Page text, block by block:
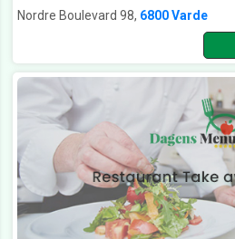
Nordre Boulevard 98, 6800 Varde